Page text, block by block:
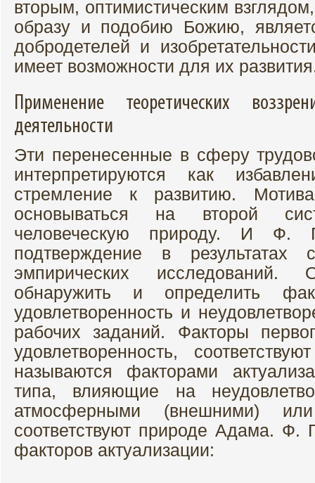
вторым, оптимистическим
образу и подобию Божию,
добродетелей и
имеет возможности для их
Применение теоретических
деятельности
Эти перенесенные в сферу
интерпретируются как
стремление к развитию.
основываться на второй
человеческую природу. И Ф.
подтверждение в результатах
эмпирических
обнаружить и определить
удовлетворенность и
рабочих заданий. Факторы
удовлетворенность,
называются факторами
типа, влияющие на
атмосферными (внешними) или
соответствуют природе Адама. Ф.
факторов актуализации: